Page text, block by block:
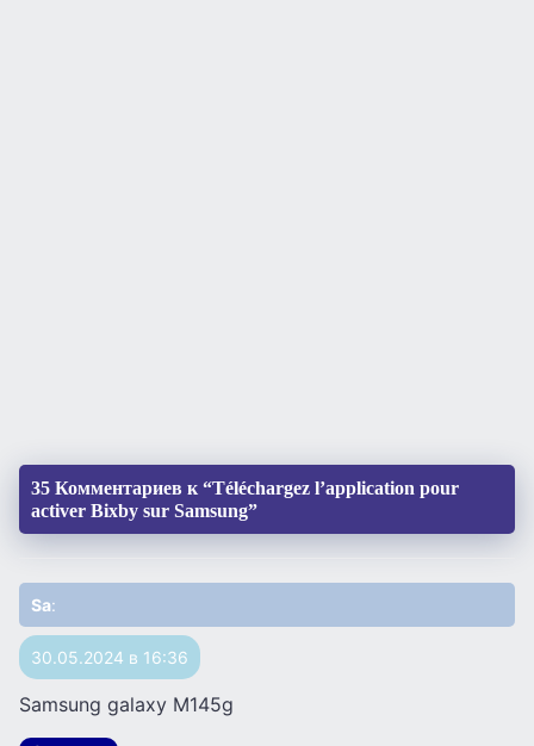
35 Комментариев к “Téléchargez l’application pour
activer Bixby sur Samsung”
Sa:
30.05.2024 в 16:36
Samsung galaxy M145g